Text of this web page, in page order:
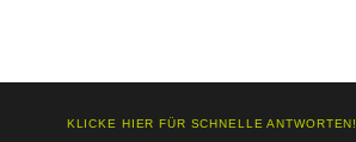
KLICKE HIER FÜR SCHNELLE ANTWORTEN!